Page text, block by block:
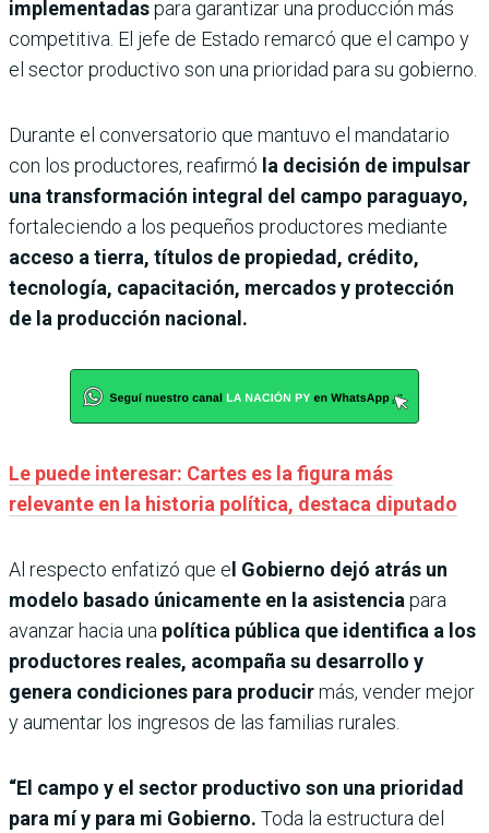
implementadaspara garantizar una producción más
competitiva. El jefe de Estado remarcó que el campo y
el sector productivo son una prioridad para su gobierno.
Durante el conversatorio que mantuvo el mandatario
con los productores, reafirmó la decisión de impulsar
una transformación integral del campo paraguayo,
fortaleciendo a los pequeños productores mediante
acceso a tierra, títulos de propiedad, crédito,
tecnología, capacitación, mercados y protección
de la producción nacional.
Le puede interesar: Cartes es la figura más
relevante en la historia política, destaca diputado
Al respecto enfatizó que el Gobierno dejó atrás un
modelo basado únicamente en la asistencia para
avanzar hacia una política pública que identifica a los
productores reales, acompaña su desarrollo y
genera condiciones para producirmás, vender mejor
y aumentar los ingresos de las familias rurales.
“El campo y el sector productivo son una prioridad
para mí y para mi Gobierno. Toda la estructura del